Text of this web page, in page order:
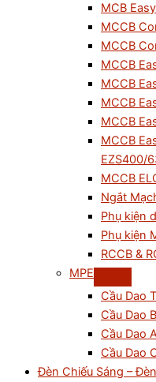
MCB
MCCB
MCCB
MCCB
MCCB
MCCB
MCCB
MCCB
EZS400/
MCCB
Ngắt
Phụ kiện
Phụ kiện
RCCB &
MPE
Cầu Dao
Cầu Dao
Cầu Dao
Cầu Dao
Đèn Chiếu Sáng –